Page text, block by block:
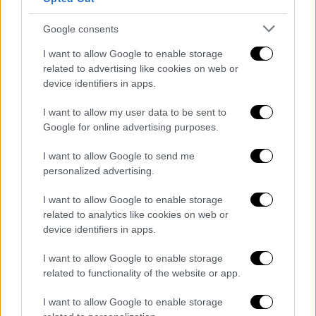
Google consents
I want to allow Google to enable storage
related to advertising like cookies on web or
device identifiers in apps.
I want to allow my user data to be sent to
Google for online advertising purposes.
I want to allow Google to send me
personalized advertising.
I want to allow Google to enable storage
related to analytics like cookies on web or
device identifiers in apps.
I want to allow Google to enable storage
related to functionality of the website or app.
I want to allow Google to enable storage
Όμως, αν ο Seljalandsfossπροσφέρει μια
τόσο δυνατή εμπειρία, ένας ακόμα
καταρράκτης, άσημος για τα δεδομένα της
χώρας, συμπληρώνει τον πρώτο καταρράκτη,
ομορφότερες και άκρως
εντυπωσιακές εικόνες.
τον Seljalandsfoss, στο ίδιο λιβάδι, μα δεν
είναι ευδιάκριτος με την πρώτη ματιά.
Ονομάζεται Gljufrabui και χάνεται μέσα σε
έναν βράχο, χωρίς να επιδεικνύει τη δική
του μαγεία. Όμως ακόμα και αν η φύση δεν
του χάρισε την ορατότητα που του αρμόζει,
ο άνθρωπος βρήκε τον τρόπο να κλέψει λίγη
τρόπο.